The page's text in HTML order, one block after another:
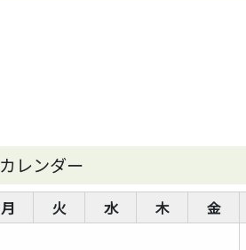
カレンダー
月 火 水 木 金